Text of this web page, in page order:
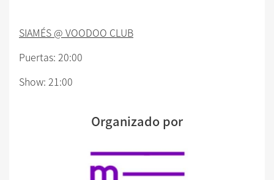
SIAMÉS @ VOODOO CLUB
Puertas: 20:00
Show: 21:00
Organizado por